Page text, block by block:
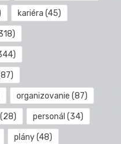
kariéra (45)
organizovanie (87)
(28) personál (34)
plány(48)